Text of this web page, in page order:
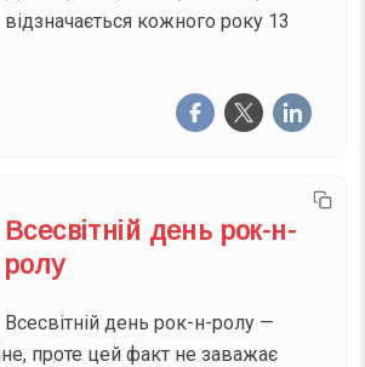
відзначається кожного року 13
Всесвітній день рок-н-
ролу
Всесвітній день рок-н-ролу —
проте цей факт не заважає